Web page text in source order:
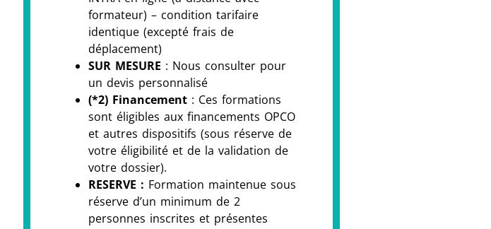
formateur) – condition tarifaire
identique (excepté frais de
déplacement)
SUR MESURE : Nous consulter pour
un devis personnalisé
(*2) Financement : Ces formations
sont éligibles aux financements OPCO
et autres dispositifs (sous réserve de
votre éligibilité et de la validation de
votre dossier).
RESERVE : Formation maintenue sous
réserve d’un minimum de 2
personnes inscrites et présentes